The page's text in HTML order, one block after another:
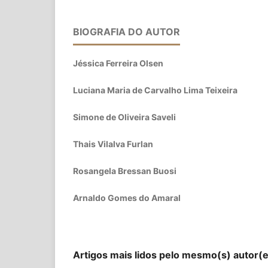
BIOGRAFIA DO AUTOR
Jéssica Ferreira Olsen
Luciana Maria de Carvalho Lima Teixeira
Simone de Oliveira Saveli
Thais Vilalva Furlan
Rosangela Bressan Buosi
Arnaldo Gomes do Amaral
Artigos mais lidos pelo mesmo(s)